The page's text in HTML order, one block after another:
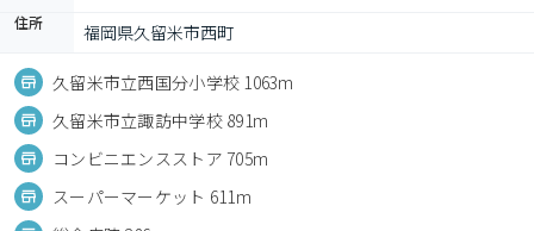
住所 福岡県久留米市西町
久留米市立西国分小学校 1063m
久留米市立諏訪中学校 891m
コンビニエンスストア 705m
スーパーマーケット 611m